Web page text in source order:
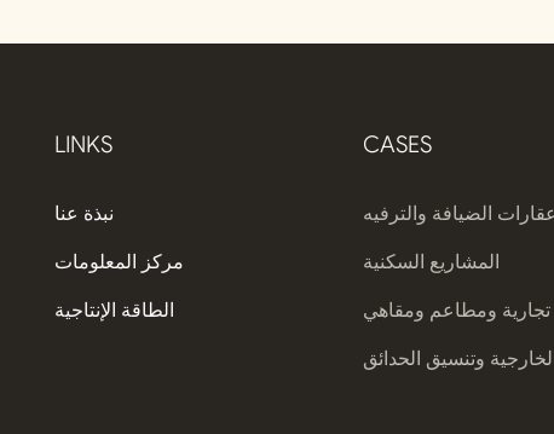
LINKS
نبذة عنا
مركز المعلومات
الطاقة الإنتاجية
CASES
عقارات الضيافة والترفيه
المشاريع السكنية
ومطاعم ومقاهي
وتنسيق الحدائق